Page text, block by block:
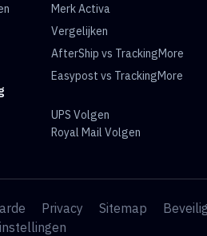
Merk Activa
Vergelijken
AfterShip vs TrackingMore
Easypost vs TrackingMore
UPS Volgen
Royal Mail Volgen
Privacy Sitemap